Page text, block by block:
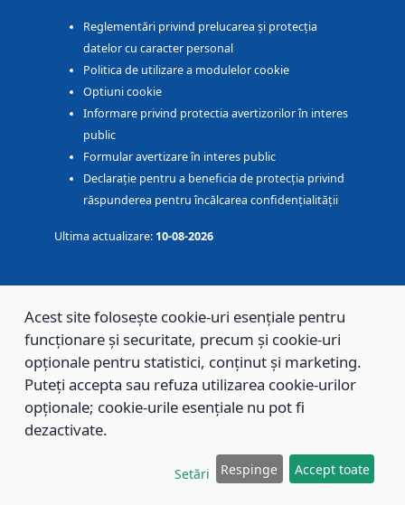
Reglementări privind prelucarea și protecția
datelor cu caracter personal
Politica de utilizare a modulelor cookie
Optiuni cookie
Informare privind protectia avertizorilor în interes
public
Formular avertizare în interes public
Declarație pentru a beneficia de protecția privind
răspunderea pentru încălcarea confidențialității
Ultima actualizare: 10-08-2026
REFERINȚE
Portal servicii electronice
evenimente.brasovcity.ro
www.spclepbv.ro
www.voluntarbv.ro
Acest site folosește cookie-uri esențiale pentru
funcționare și securitate, precum și cookie-uri
opționale pentru statistici, conținut și marketing.
Puteți accepta sau refuza utilizarea cookie-urilor
opționale; cookie-urile esențiale nu pot fi
dezactivate.
Setări Respinge Accept toate